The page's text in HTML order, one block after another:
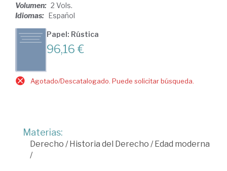
Volumen: 2 Vols.
Idiomas: Español
Papel: Rústica
96,16 €
Agotado/Descatalogado. Puede solicitar búsqueda.
Materias:
Derecho /Historia del Derecho /Edad moderna
/